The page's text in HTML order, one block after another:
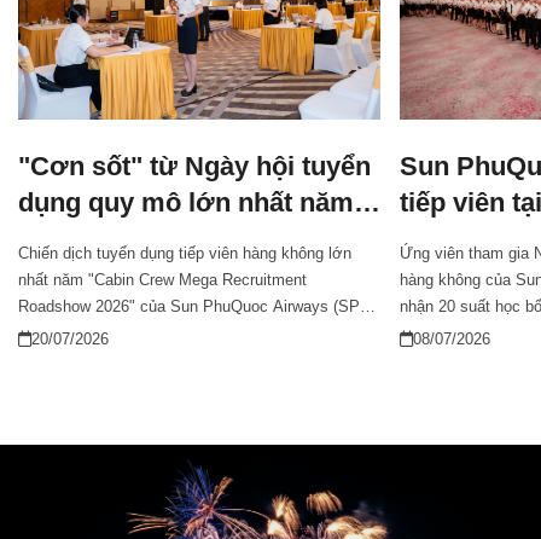
"Cơn sốt" từ Ngày hội tuyển
dụng quy mô lớn nhất năm
của Sun PhuQuoc Airways
đổ bộ Hà Nội
Chiến dịch tuyển dụng tiếp viên hàng không lớn
nhất năm "Cabin Crew Mega Recruitment
Roadshow 2026" của Sun PhuQuoc Airways (SPA)
đã hoàn thành chặng cuối tại Hà Nội vào ngày 18/7.
20/07/2026
Sun
tiếp viên
ngay cơ
nước
Ứng viên tham gia
hàng không của
nhận 20 suất học
nhiều chính sách
08/07/2026